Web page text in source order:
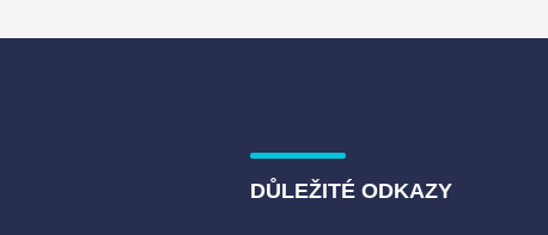
DŮLEŽITÉ ODKAZY